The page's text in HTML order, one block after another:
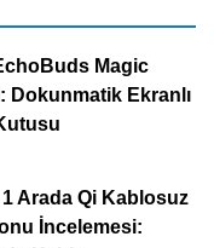
Magic
Dokunmatik Ekranlı
1 Arada Qi Kablosuz
İncelemesi: